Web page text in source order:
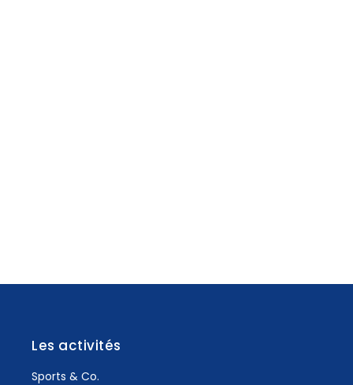
Les activités
Sports & Co.